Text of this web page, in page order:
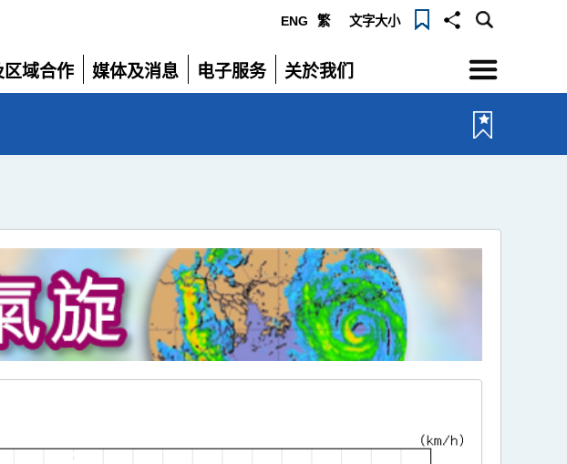
ENG 繁 文字大小
区域合作
媒体及消息
展
电子服务
展
关於我们
展
选
单